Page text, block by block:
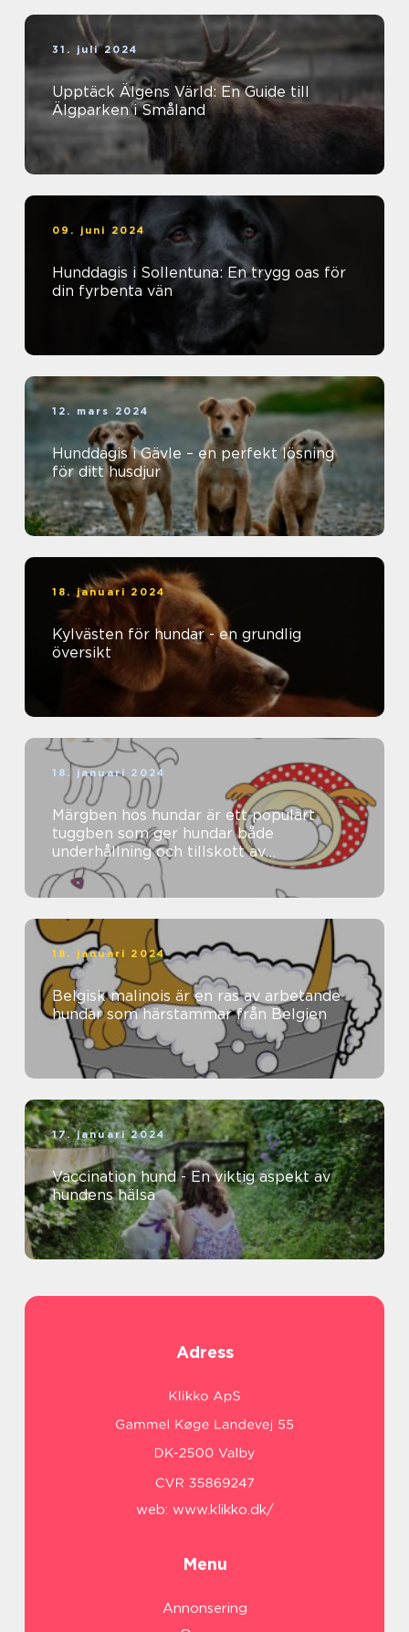
31. juli 2024
Upptäck Älgens Värld: En Guide till
Älgparken i Småland
09. juni 2024
Hunddagis i Sollentuna: En trygg oas för
din fyrbenta vän
12. mars 2024
Hunddagis i Gävle – en perfekt lösning
för ditt husdjur
18. januari 2024
Kylvästen för hundar - en grundlig
översikt
18. januari 2024
Märgben hos hundar är ett populärt
tuggben som ger hundar både
underhållning och tillskott av
näringsämnen
18. januari 2024
Belgisk malinois är en ras av arbetande
hundar som härstammar från Belgien
17. januari 2024
Vaccination hund - En viktig aspekt av
hundens hälsa
Adress
web: www.klikko.dk/
Menu
Annonsering